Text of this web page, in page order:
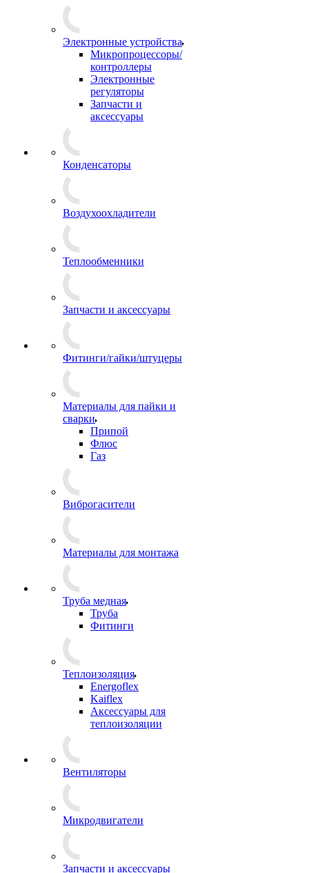
Электронные устройства
Микропроцессоры/
контроллеры
Электронные
регуляторы
Запчасти и
аксессуары
Конденсаторы
Воздухоохладители
Теплообменники
Запчасти и аксессуары
Фитинги/гайки/штуцеры
Материалы для пайки и
сварки
Припой
Флюс
Газ
Виброгасители
Материалы для монтажа
Труба медная
Труба
Фитинги
Теплоизоляция
Energoflex
Kaiflex
Аксессуары для
теплоизоляции
Вентиляторы
Микродвигатели
Запчасти и аксессуары